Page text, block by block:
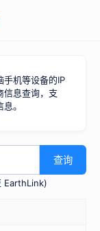
手机等设备的IP
信息查询，支
。
查询
EarthLink)